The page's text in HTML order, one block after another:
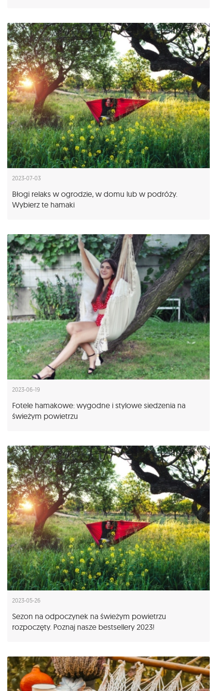
2023-07-03
Błogi relaks w ogrodzie, w domu lub w podróży.
Wybierz te hamaki
2023-06-19
Fotele hamakowe: wygodne i stylowe siedzenia na
świeżym powietrzu
2023-05-26
Sezon na odpoczynek na świeżym powietrzu
rozpoczęty. Poznaj nasze bestsellery 2023!